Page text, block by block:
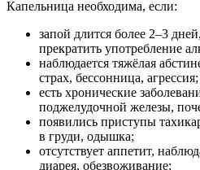
Капельница необходима, если:
запой длится более 2–3
прекратить употребление
наблюдается тяжёлая
страх, бессонница, агрессия;
есть хронические
поджелудочной железы,
появились приступы
в груди, одышка;
отсутствует аппетит,
диарея, обезвоживание;